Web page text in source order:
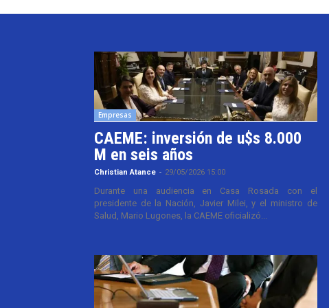
Empresas
CAEME: inversión de u$s 8.000
M en seis años
Christian Atance - 29/05/2026 15:00
Durante una audiencia en Casa Rosada con el
presidente de la Nación, Javier Milei, y el ministro de
Salud, Mario Lugones, la CAEME oficializó...